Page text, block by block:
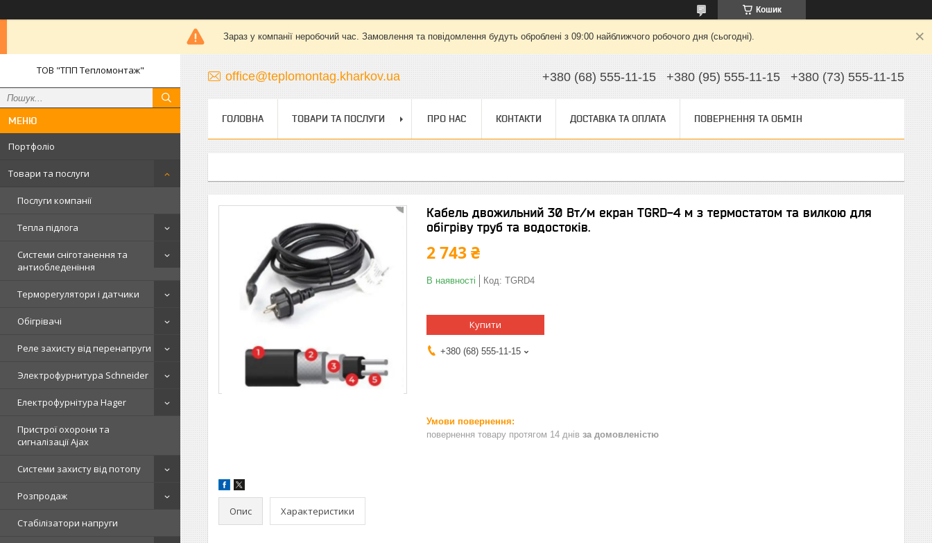
Кошик
Зараз у компанії неробочий час. Замовлення та повідомлення будуть оброблені з 09:00 найближчого робочого дня (сьогодні).
ТОВ "ТПП Тепломонтаж"
Портфоліо
Товари та послуги
Послуги компанії
Тепла підлога
Системи сніготанення та
антиобледеніння
Терморегулятори і датчики
Обігрівачі
Реле захисту від перенапруги
Электрофурнитура Schneider
Електрофурнітура Hager
Пристрої охорони та
сигналізації Ajax
Системи захисту від потопу
Розпродаж
Стабілізатори напруги
office@teplomontag.kharkov.ua +380 (68) 555-11-15 +380 (95) 555-11-15 +380 (73) 555-11-15
ГОЛОВНА ТОВАРИ ТА ПОСЛУГИ ПРО НАС КОНТАКТИ ДОСТАВКА ТА ОПЛАТА ПОВЕРНЕННЯ ТА ОБМІН
Кабель двожильний 30 Вт/м екран TGRD-4 м з термостатом та вилкою для
обігріву труб та водостоків.
2 743 ₴
В наявності Код: TGRD4
Купити
+380 (68) 555-11-15
повернення товару протягом 14 днів за домовленістю
Опис Характеристики